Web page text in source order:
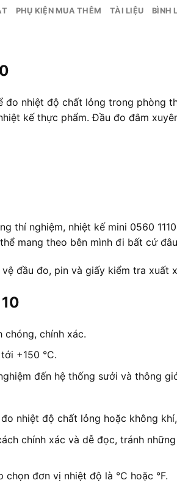
PHỤ KIỆN MUA THÊM TÀI LIỆU BÌNH
nhiệt độ chất lỏng trong phòng
kế thực phẩm. Đầu đo đâm
thí nghiệm, nhiệt kế mini 0560
mang theo bên mình đi bất cứ
đầu đo, pin và giấy kiểm tra xuất
chóng, chính xác.
+150 °C.
đến hệ thống sưởi và thông
nhiệt độ chất lỏng hoặc không
chính xác và dễ đọc, tránh
đơn vị nhiệt độ là °C hoặc °F.